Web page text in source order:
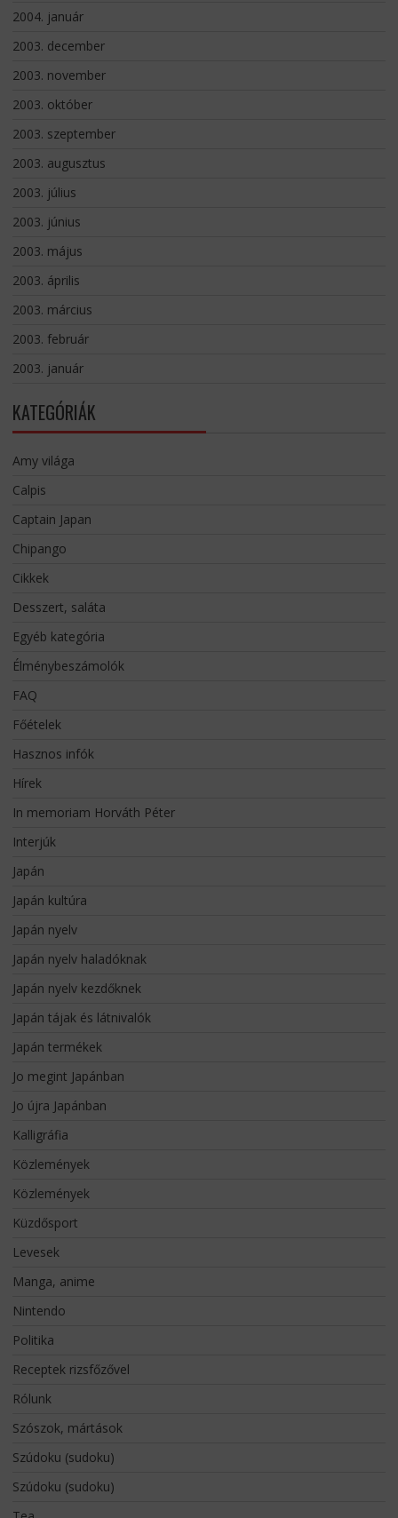
2004. január
2003. december
2003. november
2003. október
2003. szeptember
2003. augusztus
2003. július
2003. június
2003. május
2003. április
2003. március
2003. február
2003. január
KATEGÓRIÁK
Amy világa
Calpis
Captain Japan
Chipango
Cikkek
Desszert, saláta
Egyéb kategória
Élménybeszámolók
FAQ
Főételek
Hasznos infók
Hírek
In memoriam Horváth Péter
Interjúk
Japán
Japán kultúra
Japán nyelv
Japán nyelv haladóknak
Japán nyelv kezdőknek
Japán tájak és látnivalók
Japán termékek
Jo megint Japánban
Jo újra Japánban
Kalligráfia
Közlemények
Közlemények
Küzdősport
Levesek
Manga, anime
Nintendo
Politika
Receptek rizsfőzővel
Rólunk
Szószok, mártások
Szúdoku (sudoku)
Szúdoku (sudoku)